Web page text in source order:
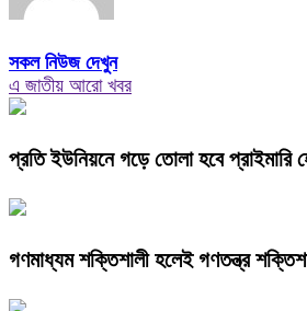
সকল নিউজ দেখুন
এ জাতীয় আরো খবর
প্রতি ইউনিয়নে গড়ে তোলা হবে প্রাইমারি
গণমাধ্যম শক্তিশালী হলেই গণতন্ত্র